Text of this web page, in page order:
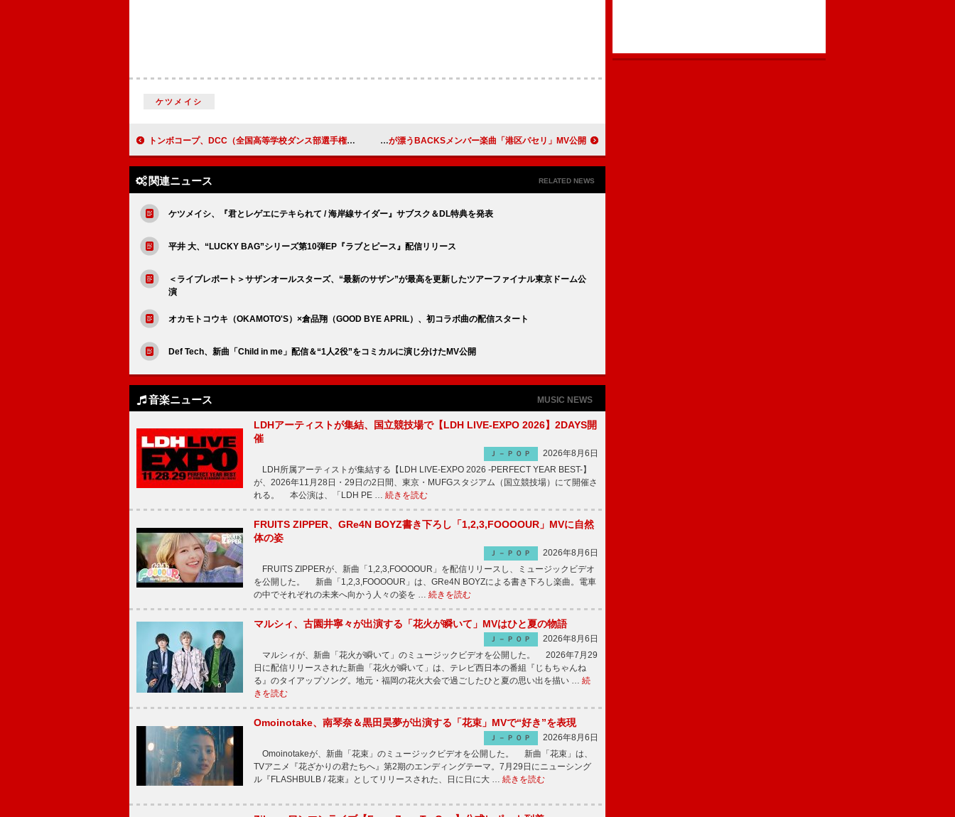
ケツメイシ
トンボコープ、DCC（全国高等学校ダンス部選手権）テーマソングの新曲「Freeedom!」配信リリース 櫻坂46、大人なムードが漂うBACKSメンバー楽曲「港区パセリ」MV公開
関連ニュース RELATED NEWS
ケツメイシ、『君とレゲエにテキられて / 海岸線サイダー』サブスク＆DL特典を発表
平井 大、“LUCKY BAG”シリーズ第10弾EP『ラブとピース』配信リリース
＜ライブレポート＞サザンオールスターズ、“最新のサザン”が最高を更新したツアーファイナル東京ドーム公
演
オカモトコウキ（OKAMOTO'S）×倉品翔（GOOD BYE APRIL）、初コラボ曲の配信スタート
Def Tech、新曲「Child in me」配信＆“1人2役”をコミカルに演じ分けたMV公開
音楽ニュース MUSIC NEWS
LDHアーティストが集結、国立競技場で【LDH LIVE-EXPO 2026】2DAYS開
催
Ｊ－ＰＯＰ
2026年8月6日
LDH所属アーティストが集結する【LDH LIVE-EXPO 2026 -PERFECT YEAR BEST-】
が、2026年11月28日・29日の2日間、東京・MUFGスタジアム（国立競技場）にて開催さ
れる。 本公演は、「LDH PE … 続きを読む
FRUITS ZIPPER、GRe4N BOYZ書き下ろし「1,2,3,FOOOOUR」MVに自然
体の姿
Ｊ－ＰＯＰ
2026年8月6日
FRUITS ZIPPERが、新曲「1,2,3,FOOOOUR」を配信リリースし、ミュージックビデオ
を公開した。 新曲「1,2,3,FOOOOUR」は、GRe4N BOYZによる書き下ろし楽曲。電車
の中でそれぞれの未来へ向かう人々の姿を … 続きを読む
マルシィ、古園井寧々が出演する「花火が瞬いて」MVはひと夏の物語
Ｊ－ＰＯＰ
2026年8月6日
マルシィが、新曲「花火が瞬いて」のミュージックビデオを公開した。 2026年7月29
日に配信リリースされた新曲「花火が瞬いて」は、テレビ西日本の番組『じもちゃんね
る』のタイアップソング。地元・福岡の花火大会で過ごしたひと夏の思い出を描い … 続
きを読む
Omoinotake、南琴奈＆黒田昊夢が出演する「花束」MVで“好き”を表現
Ｊ－ＰＯＰ
2026年8月6日
Omoinotakeが、新曲「花束」のミュージックビデオを公開した。 新曲「花束」は、
TVアニメ『花ざかりの君たちへ』第2期のエンディングテーマ。7月29日にニューシング
ル『FLASHBULB / 花束』としてリリースされた、日に日に大 … 続きを読む